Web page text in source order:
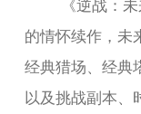
的情怀续作，未
经典猎场、经典
以及挑战副本、